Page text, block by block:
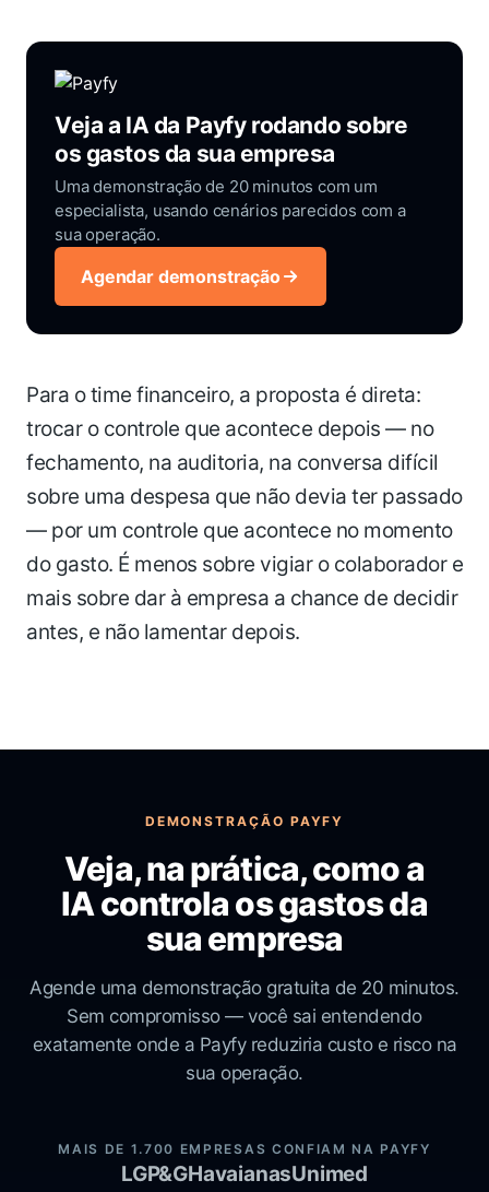
Veja a IA da Payfy rodando sobre
os gastos da sua empresa
Uma demonstração de 20 minutos com um
especialista, usando cenários parecidos com a
sua operação.
Agendar demonstração
Para o time financeiro, a proposta é direta:
trocar o controle que acontece depois — no
fechamento, na auditoria, na conversa difícil
sobre uma despesa que não devia ter passado
— por um controle que acontece no momento
do gasto. É menos sobre vigiar o colaborador e
mais sobre dar à empresa a chance de decidir
antes, e não lamentar depois.
DEMONSTRAÇÃO PAYFY
Veja, na prática, como a
IA controla os gastos da
sua empresa
Agende uma demonstração gratuita de 20 minutos.
Sem compromisso — você sai entendendo
exatamente onde a Payfy reduziria custo e risco na
sua operação.
MAIS DE 1.700 EMPRESAS CONFIAM NA PAYFY
LGP&GHavaianasUnimed